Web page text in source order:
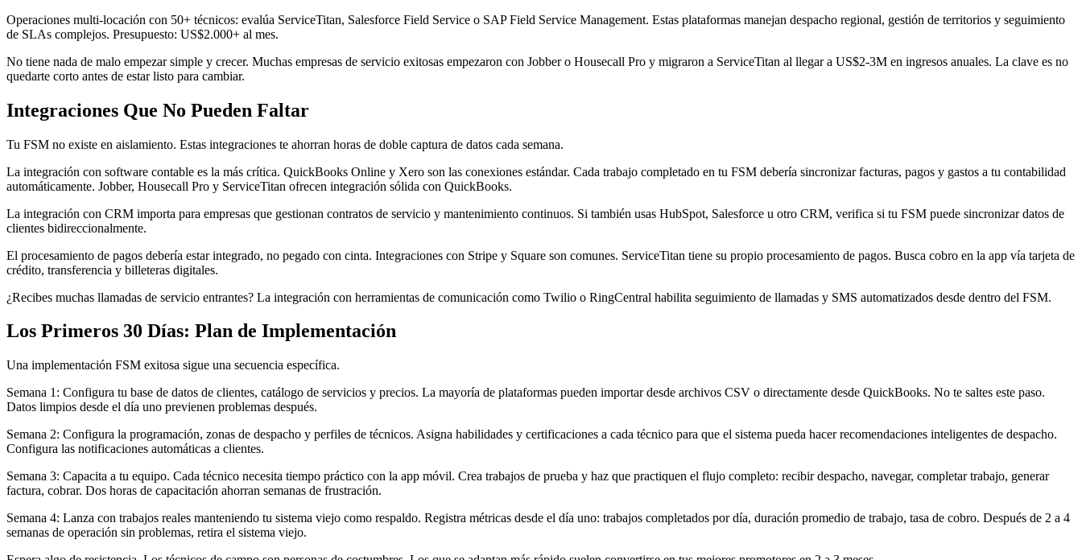
Operaciones multi-locación con 50+ técnicos: evalúa ServiceTitan, Salesforce Field Service o SAP Field Service Management. Estas plataformas manejan despacho regional, gestión de territorios y seguimiento
de SLAs complejos. Presupuesto: US$2.000+ al mes.
No tiene nada de malo empezar simple y crecer. Muchas empresas de servicio exitosas empezaron con Jobber o Housecall Pro y migraron a ServiceTitan al llegar a US$2-3M en ingresos anuales. La clave es no
quedarte corto antes de estar listo para cambiar.
Integraciones Que No Pueden Faltar
Tu FSM no existe en aislamiento. Estas integraciones te ahorran horas de doble captura de datos cada semana.
La integración con software contable es la más crítica. QuickBooks Online y Xero son las conexiones estándar. Cada trabajo completado en tu FSM debería sincronizar facturas, pagos y gastos a tu contabilidad
automáticamente. Jobber, Housecall Pro y ServiceTitan ofrecen integración sólida con QuickBooks.
La integración con CRM importa para empresas que gestionan contratos de servicio y mantenimiento continuos. Si también usas HubSpot, Salesforce u otro CRM, verifica si tu FSM puede sincronizar datos de
clientes bidireccionalmente.
El procesamiento de pagos debería estar integrado, no pegado con cinta. Integraciones con Stripe y Square son comunes. ServiceTitan tiene su propio procesamiento de pagos. Busca cobro en la app vía tarjeta de
crédito, transferencia y billeteras digitales.
¿Recibes muchas llamadas de servicio entrantes? La integración con herramientas de comunicación como Twilio o RingCentral habilita seguimiento de llamadas y SMS automatizados desde dentro del FSM.
Los Primeros 30 Días: Plan de Implementación
Una implementación FSM exitosa sigue una secuencia específica.
Semana 1: Configura tu base de datos de clientes, catálogo de servicios y precios. La mayoría de plataformas pueden importar desde archivos CSV o directamente desde QuickBooks. No te saltes este paso.
Datos limpios desde el día uno previenen problemas después.
Semana 2: Configura la programación, zonas de despacho y perfiles de técnicos. Asigna habilidades y certificaciones a cada técnico para que el sistema pueda hacer recomendaciones inteligentes de despacho.
Configura las notificaciones automáticas a clientes.
Semana 3: Capacita a tu equipo. Cada técnico necesita tiempo práctico con la app móvil. Crea trabajos de prueba y haz que practiquen el flujo completo: recibir despacho, navegar, completar trabajo, generar
factura, cobrar. Dos horas de capacitación ahorran semanas de frustración.
Semana 4: Lanza con trabajos reales manteniendo tu sistema viejo como respaldo. Registra métricas desde el día uno: trabajos completados por día, duración promedio de trabajo, tasa de cobro. Después de 2 a 4
semanas de operación sin problemas, retira el sistema viejo.